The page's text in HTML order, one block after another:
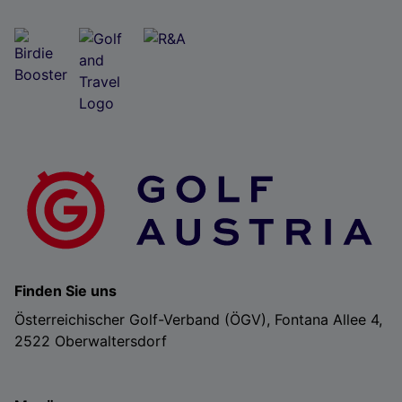
Finden Sie uns
Österreichischer Golf-Verband (ÖGV), Fontana Allee 4,
2522 Oberwaltersdorf